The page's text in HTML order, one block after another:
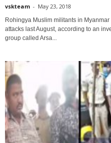
vskteam - May 23, 2018
Rohingya Muslim militants in
attacks last August, according to an
group called Arsa...